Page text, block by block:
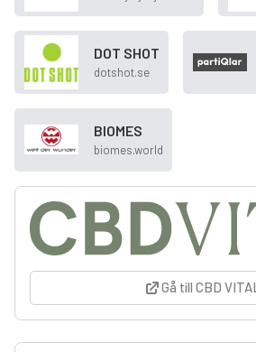
DOT SHOT
dotshot.se
BIOMES
biomes.world
Gå till CBD VITAL